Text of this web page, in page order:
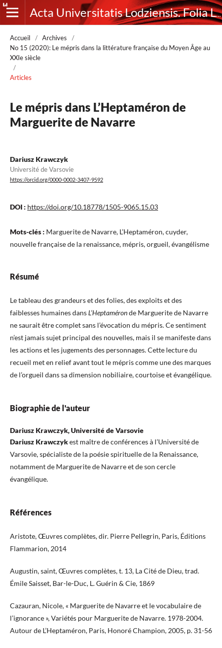
Acta Universitatis Lodziensis. Folia Litteraria Romanica
Accueil / Archives
/
No 15 (2020): Le mépris dans la littérature française du Moyen Âge au
XXIe siècle
/
Articles
Le mépris dans L’Heptaméron de
Marguerite de Navarre
Dariusz Krawczyk
Université de Varsovie
https://orcid.org/0000-0002-3407-9592
DOI : https://doi.org/10.18778/1505-9065.15.03
Mots-clés : Marguerite de Navarre, L’Heptaméron, cuyder,
nouvelle française de la renaissance, mépris, orgueil, évangélisme
Résumé
Le tableau des grandeurs et des folies, des exploits et des
faiblesses humaines dansL’Heptaméronde Marguerite de Navarre
ne saurait être complet sans l’évocation du mépris. Ce sentiment
n’est jamais sujet principal des nouvelles, mais il se manifeste dans
les actions et les jugements des personnages. Cette lecture du
recueil met en relief avant tout le mépris comme une des marques
de l’orgueil dans sa dimension nobiliaire, courtoise et évangélique.
Biographie de l'auteur
Dariusz Krawczyk, Université de Varsovie
Dariusz Krawczykest maître de conférences à l’Université de
Varsovie, spécialiste de la poésie spirituelle de la Renaissance,
notamment de Marguerite de Navarre et de son cercle
évangélique.
Références
Aristote, Œuvres complètes, dir. Pierre Pellegrin, Paris, Éditions
Flammarion, 2014
Augustin, saint, Œuvres complètes, t. 13, La Cité de Dieu, trad.
Émile Saisset, Bar-le-Duc, L. Guérin & Cie, 1869
Cazauran, Nicole, « Marguerite de Navarre et le vocabulaire de
l’ignorance », Variétés pour Marguerite de Navarre. 1978-2004.
Autour de L’Heptaméron, Paris, Honoré Champion, 2005, p. 31-56